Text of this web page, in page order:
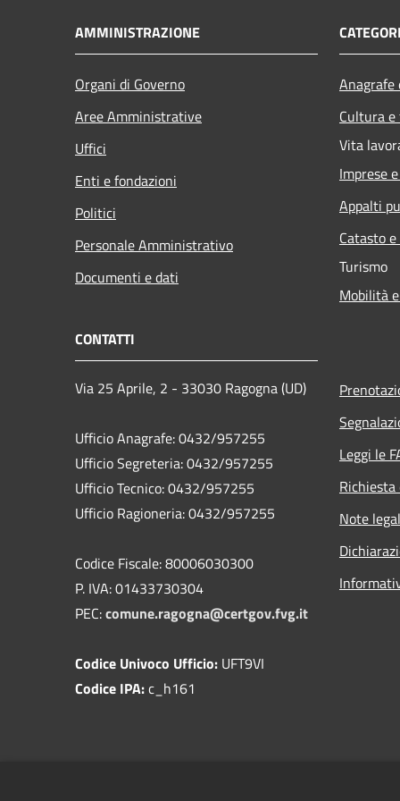
AMMINISTRAZIONE
Organi di Governo
Aree Amministrative
Uffici
Enti e fondazioni
Politici
Personale Amministrativo
Documenti e dati
Cultura
Vita
Imprese
Appalti
Catasto
Turismo
Mobilità
CONTATTI
Via 25 Aprile, 2 - 33030 Ragogna (UD)
Ufficio Anagrafe: 0432/957255
Ufficio Segreteria: 0432/957255
Ufficio Tecnico: 0432/957255
Ufficio Ragioneria: 0432/957255
Codice Fiscale: 80006030300
P. IVA: 01433730304
PEC:comune.ragogna@certgov.fvg.it
Codice Univoco Ufficio: UFT9VI
Codice IPA:c_h161
Leggi le
Note